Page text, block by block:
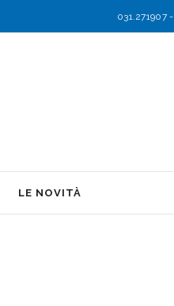
031.271907-
LE NOVITÀ